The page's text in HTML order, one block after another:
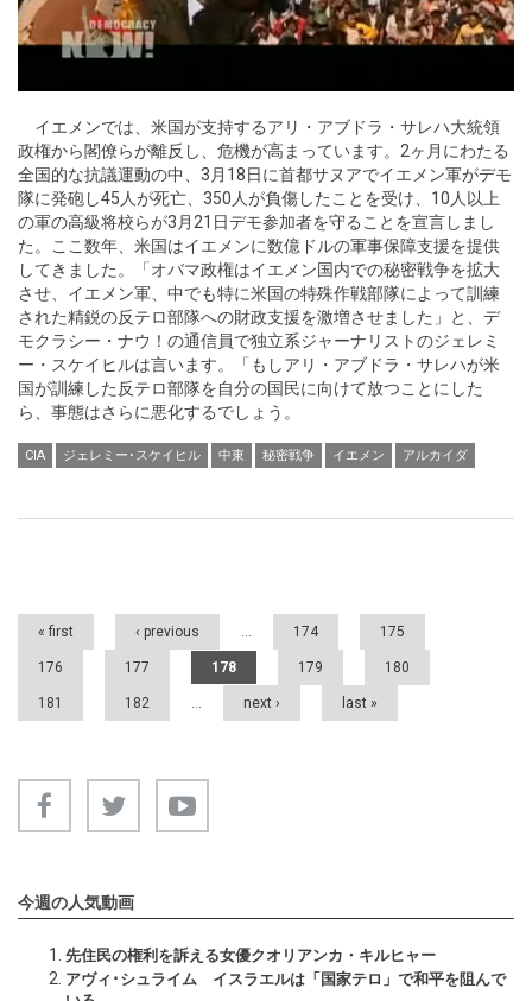
イエメンでは、米国が支持するアリ・アブドラ・サレハ大統領
政権から閣僚らが離反し、危機が高まっています。2ヶ月にわたる
全国的な抗議運動の中、3月18日に首都サヌアでイエメン軍がデモ
隊に発砲し45人が死亡、350人が負傷したことを受け、10人以上
の軍の高級将校らが3月21日デモ参加者を守ることを宣言しまし
た。ここ数年、米国はイエメンに数億ドルの軍事保障支援を提供
してきました。「オバマ政権はイエメン国内での秘密戦争を拡大
させ、イエメン軍、中でも特に米国の特殊作戦部隊によって訓練
された精鋭の反テロ部隊への財政支援を激増させました」と、デ
モクラシー・ナウ！の通信員で独立系ジャーナリストのジェレミ
ー・スケイヒルは言います。「もしアリ・アブドラ・サレハが米
国が訓練した反テロ部隊を自分の国民に向けて放つことにした
ら、事態はさらに悪化するでしょう。
CIA ジェレミー･スケイヒル 中東 秘密戦争 イエメン アルカイダ
Pages
« first ‹ previous 174 175
176 177 178 179 180
181 182 next › last »
今週の人気動画
先住民の権利を訴える女優クオリアンカ・キルヒャー
アヴィ･シュライム イスラエルは「国家テロ」で和平を阻んで